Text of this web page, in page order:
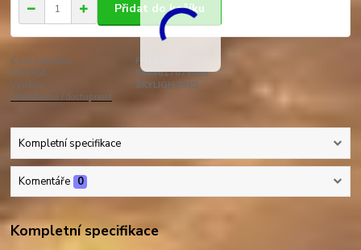
Přidat do košíku
Číslo produktu:
FH1402C
EAN kód:
8059617679095
Výrobce:
SKYLIGHTING
Hlídat cenu / dostupnost
Kompletní specifikace
Komentáře 0
Kompletní specifikace